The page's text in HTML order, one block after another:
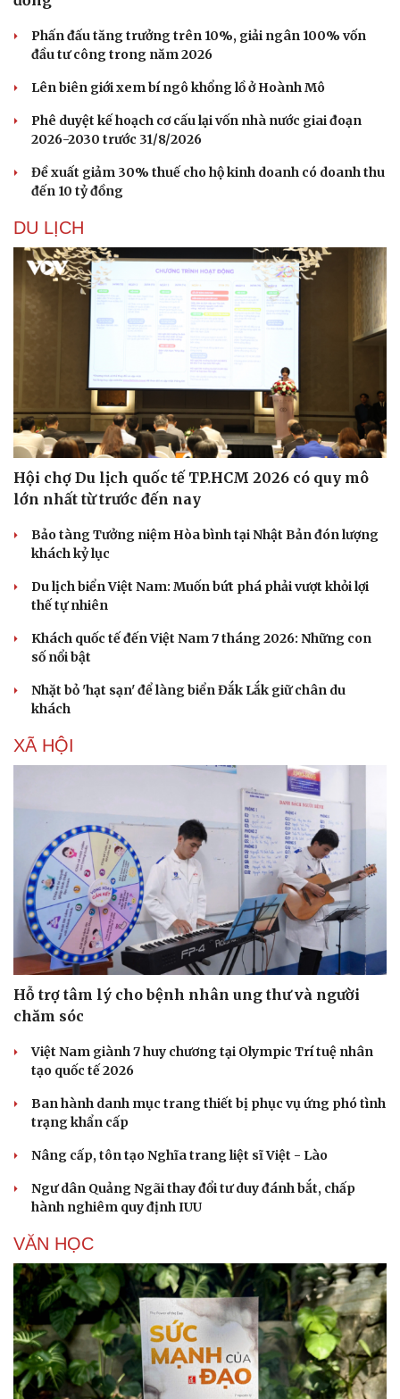
Thể thao
Bóng đá
Lịch thi đấu bóng đá
eSports
Hậu trường
Ô tô
Doanh nghiệp
Thông tin doanh nghiệp
Doanh nghiệp 24h
Doanh nhân
Vì cộng đồng
Công nghệ
Sành điệu
Tin Công nghệ
Trải nghiệm
Chuyển đổi số
Phấn đấu tăng trưởng trên 10%, giải ngân 100% vốn
đầu tư công trong năm 2026
Lên biên giới xem bí ngô khổng lồ ở Hoành Mô
Phê duyệt kế hoạch cơ cấu lại vốn nhà nước giai đoạn
2026-2030 trước 31/8/2026
Đề xuất giảm 30% thuế cho hộ kinh doanh có doanh thu
đến 10 tỷ đồng
DU LỊCH
Hội chợ Du lịch quốc tế TP.HCM 2026 có quy mô
lớn nhất từ trước đến nay
Bảo tàng Tưởng niệm Hòa bình tại Nhật Bản đón lượng
khách kỷ lục
Du lịch biển Việt Nam: Muốn bứt phá phải vượt khỏi lợi
thế tự nhiên
Khách quốc tế đến Việt Nam 7 tháng 2026: Những con
số nổi bật
Nhặt bỏ 'hạt sạn' để làng biển Đắk Lắk giữ chân du
khách
XÃ HỘI
Hỗ trợ tâm lý cho bệnh nhân ung thư và người
chăm sóc
Việt Nam giành 7 huy chương tại Olympic Trí tuệ nhân
tạo quốc tế 2026
Ban hành danh mục trang thiết bị phục vụ ứng phó tình
trạng khẩn cấp
Nâng cấp, tôn tạo Nghĩa trang liệt sĩ Việt - Lào
Ngư dân Quảng Ngãi thay đổi tư duy đánh bắt, chấp
hành nghiêm quy định IUU
VĂN HỌC